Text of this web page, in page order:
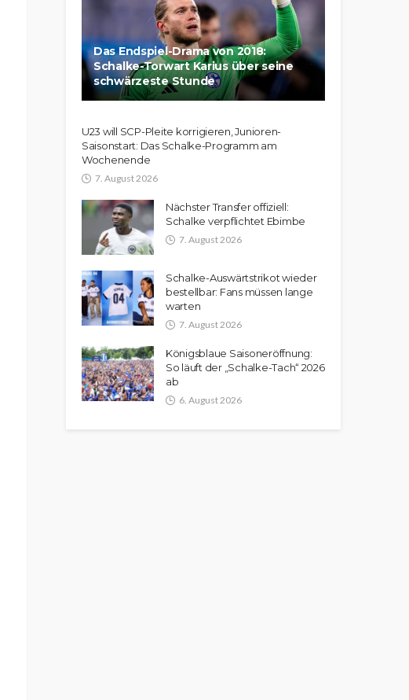
Das Endspiel-Drama von 2018:
Schalke-Torwart Karius über seine
schwärzeste Stunde
U23 will SCP-Pleite korrigieren, Junioren-
Saisonstart: Das Schalke-Programm am
Wochenende
7. August 2026
Nächster Transfer offiziell:
Schalke verpflichtet Ebimbe
7. August 2026
Schalke-Auswärtstrikot wieder
bestellbar: Fans müssen lange
warten
7. August 2026
Königsblaue Saisoneröffnung:
So läuft der „Schalke-Tach“ 2026
ab
6. August 2026